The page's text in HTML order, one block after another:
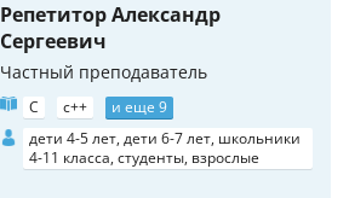
Репетитор Александр
Сергеевич
Частный преподаватель
C c++
и еще 9
дети 4-5 лет, дети 6-7 лет, школьники
4-11 класса, студенты, взрослые